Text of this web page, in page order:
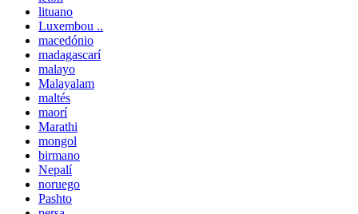
lituano
Luxembou ..
macedónio
madagascarí
malayo
Malayalam
maltés
maorí
Marathi
mongol
birmano
Nepalí
noruego
Pashto